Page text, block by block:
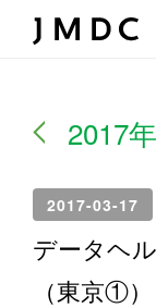
2017
2017-03-17
データヘ
（東京①）